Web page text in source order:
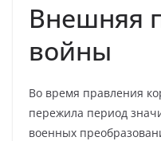
Внешняя
войны
Во время правления
пережила период
военных